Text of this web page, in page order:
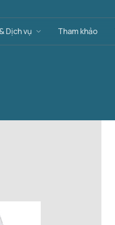
Dịch vụ Tham khảo